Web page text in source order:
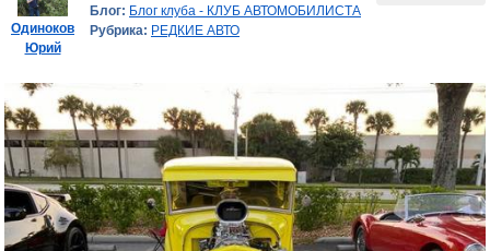
Одиноков
Юрий
Блог: Блог клуба - КЛУБ АВТОМОБИЛИСТА
Рубрика: РЕДКИЕ АВТО